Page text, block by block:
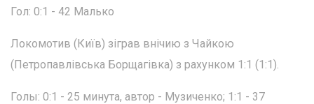
Гол: 0:1 - 42 Малько
Локомотив (Київ) зіграв внічию з Чайкою
(Петропавлівська Борщагівка) з рахунком 1:1 (1:1).
Голы: 0:1 - 25 минута, автор - Музиченко; 1:1 - 37